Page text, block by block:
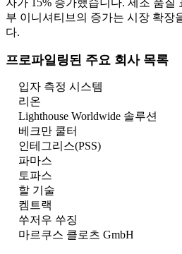
자가 15% 증가했습니다. 제조 품질
부 이니셔티브의 증가는 시장 확장
다.
프로파일링된 주요 회사 목록
입자 측정 시스템
리온
Lighthouse Worldwide 솔루션
베크만 쿨터
인테그리스(PSS)
파마스
토파스
할 기술
켐트랙
쑤저우 쑤징
마르쿠스 클로츠 GmbH